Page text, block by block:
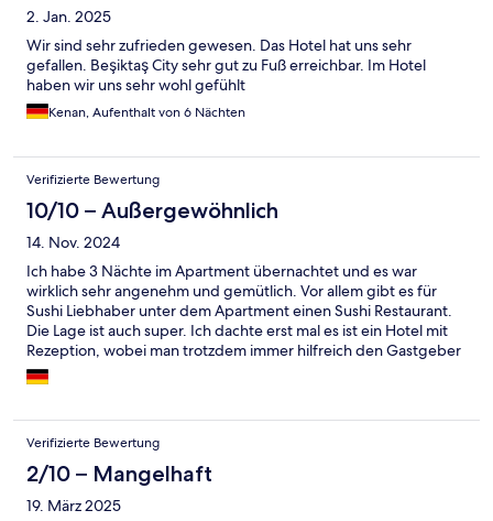
2. Jan. 2025
Wir sind sehr zufrieden gewesen. Das Hotel hat uns sehr
gefallen. Beşiktaş City sehr gut zu Fuß erreichbar. Im Hotel
haben wir uns sehr wohl gefühlt
Kenan, Aufenthalt von 6 Nächten
Verifizierte Bewertung
10/10 – Außergewöhnlich
14. Nov. 2024
Ich habe 3 Nächte im Apartment übernachtet und es war
wirklich sehr angenehm und gemütlich. Vor allem gibt es für
Sushi Liebhaber unter dem Apartment einen Sushi Restaurant.
Die Lage ist auch super. Ich dachte erst mal es ist ein Hotel mit
Rezeption, wobei man trotzdem immer hilfreich den Gastgeber
kontaktieren konnte und es einem immer geholfen wurde. Sehr
empfehlenswert :)
Verifizierte Bewertung
2/10 – Mangelhaft
19. März 2025